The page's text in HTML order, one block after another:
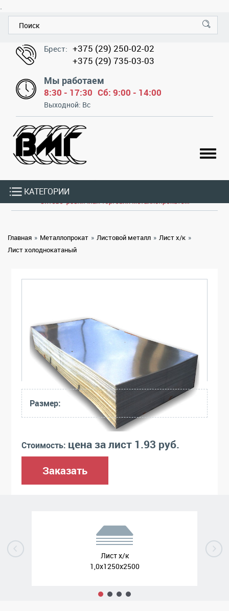
.
Брест: +375 (29) 250-02-02
+375 (29) 735-03-03
Мы работаем
8:30 - 17:30 Сб: 9:00 - 14:00
Выходной: Вс
КАТЕГОРИИ
Главная » Металлопрокат » Листовой металл » Лист х/к »
Лист холоднокатаный
Размер:
Стоимость: цена за лист 1.93 руб.
Заказать
Лист х/к
1,0x1250x2500